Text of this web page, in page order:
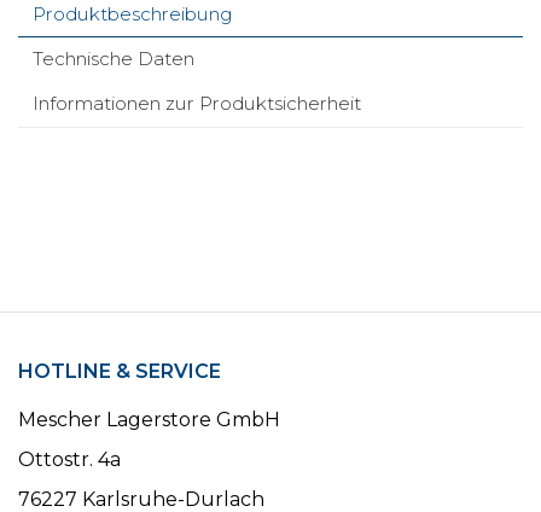
Produktbeschreibung
Technische Daten
Informationen zur Produktsicherheit
HOTLINE & SERVICE
Mescher Lagerstore GmbH
Ottostr. 4a
76227 Karlsruhe-Durlach